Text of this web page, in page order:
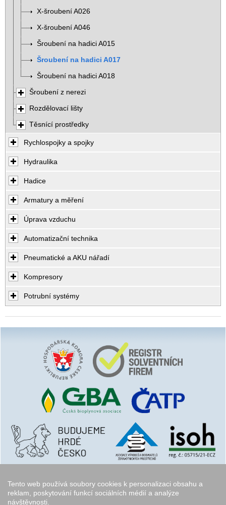
Tento web používá soubory cookies k personalizaci obsahu a
reklam, poskytování funkcí sociálních médií a analýze
návštěvnosti.
X-šroubení A026
X-šroubení A046
Šroubení na hadici A015
Šroubení na hadici A017
Šroubení na hadici A018
Šroubení z nerezi
Rozdělovací lišty
Těsnící prostředky
Rychlospojky a spojky
Hydraulika
Hadice
Armatury a měření
Úprava vzduchu
Automatizační technika
Pneumatické a AKU nářadí
Kompresory
Potrubní systémy